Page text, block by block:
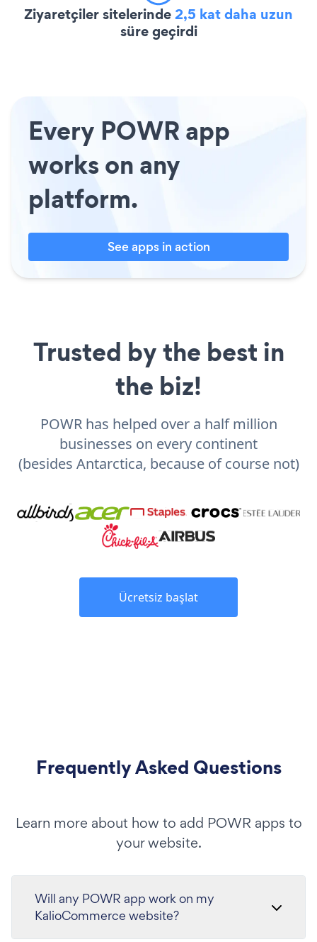
Ziyaretçiler sitelerinde2,5 kat daha uzun
süre geçirdi
Every POWR app
works on any
platform.
See apps in action
Trusted by the best in
the biz!
POWR has helped over a half million
businesses on every continent
(besides Antarctica, because of course not)
Ücretsiz başlat
Frequently Asked Questions
Learn more about how to add POWR apps to
your website.
Will any POWR app work on my
KalioCommerce website?